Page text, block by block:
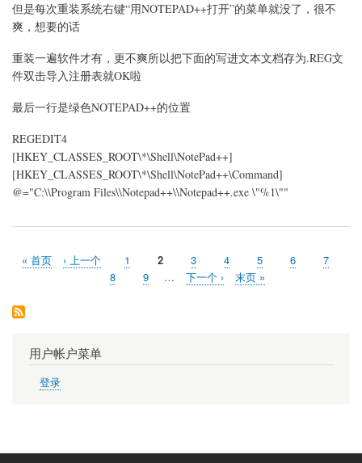
右
单
但是每次重装系统右键“用NOTEPAD++打开”的菜单就没了，很不
爽，想要的话
重装一遍软件才有，更不爽所以把下面的写进文本文档存为.REG文
件双击导入注册表就OK啦
最后一行是绿色NOTEPAD++的位置
REGEDIT4
[HKEY_CLASSES_ROOT\*\Shell\NotePad++]
[HKEY_CLASSES_ROOT\*\Shell\NotePad++\Command]
@="C:\\Program Files\\Notepad++\\Notepad++.exe \"%1\""
分
首
« 首页
前
‹ 上一个
页1
当
2
页
面
3
页
4
页
面
5
页
6
页
7
页
8
页
9 …
下
下一个 ›
末
末页 »
用户帐户菜单
登录